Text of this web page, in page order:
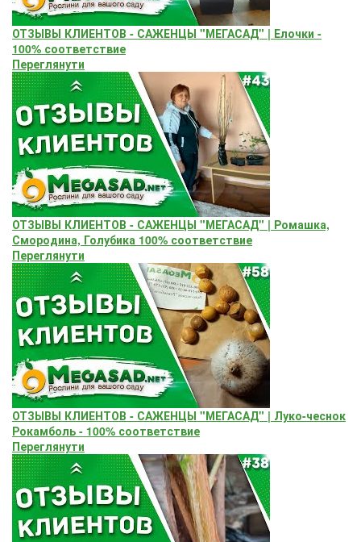
ОТЗЫВЫ КЛИЕНТОВ - САЖЕНЦЫ "МЕГАСАД" | Елочки -
100% соответствие
Переглянути
ОТЗЫВЫ КЛИЕНТОВ - САЖЕНЦЫ "МЕГАСАД" | Ромашка,
Смородина, Голубика 100% соответствие
Переглянути
ОТЗЫВЫ КЛИЕНТОВ - САЖЕНЦЫ "МЕГАСАД" | Луко-чеснок
Рокамболь - 100% соответствие
Переглянути